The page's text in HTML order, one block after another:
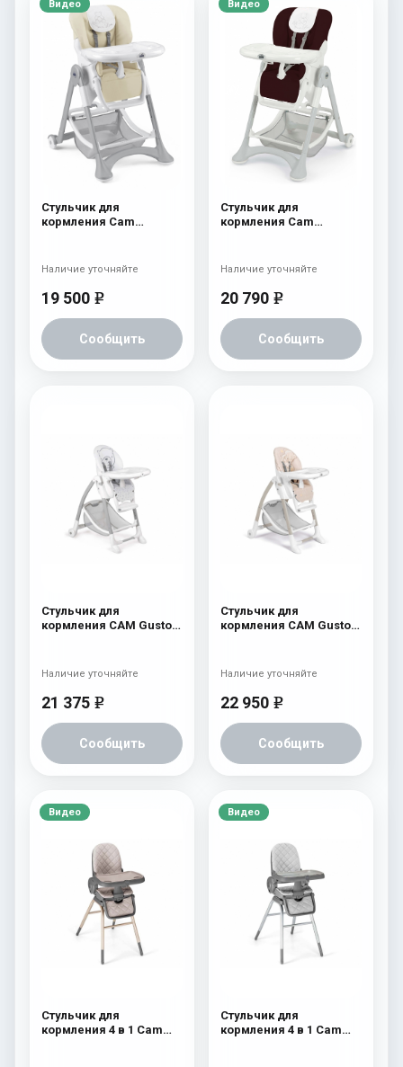
Видео
Стульчик для
кормления Cam
19 500 e
Сообщить
Наличие уточняйте
Видео
Стульчик для
кормления Cam
20 790 e
Сообщить
Наличие уточняйте
Стульчик для
кормления CAM Gusto
21 375 e
Сообщить
Наличие уточняйте
Стульчик для
кормления CAM Gusto
22 950 e
Сообщить
Наличие уточняйте
Видео
Стульчик для
кормления 4 в 1 Cam
Видео
Стульчик для
кормления 4 в 1 Cam